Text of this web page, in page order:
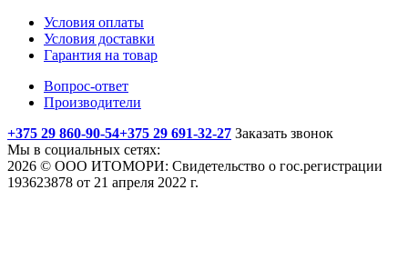
Условия оплаты
Условия доставки
Гарантия на товар
Вопрос-ответ
Производители
+375 29 860-90-54+375 29 691-32-27 Заказать звонок
Мы в социальных сетях:
2026 © ООО ИТОМОРИ: Свидетельство о гос.регистрации
193623878 от 21 апреля 2022 г.